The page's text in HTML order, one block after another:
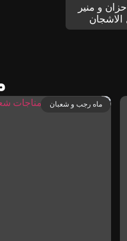
و منیر
ماه رجب و شعبان